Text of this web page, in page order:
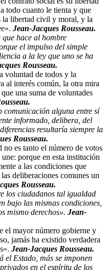
todo cuanto le tienta y que
la libertad civil y moral, y la
Jean-Jacques Rousseau.
hace al hombre
el impulso del simple
a la ley que uno se ha
Rousseau.
voluntad de todos y la
al interés común, la otra mira
una suma de voluntades
comunicación alguna entre sí
informado, delibera, del
resultaría siempre la
Rousseau.
es tanto el número de votos
porque en esta institución
a las condiciones que
deliberaciones comunes un
Rousseau.
los ciudadanos tal igualdad
bajo las mismas condiciones,
mismo derechos». Jean-
el mayor número gobierne y
jamás ha existido verdadera
Jean-Jacques Rousseau.
el Estado, más se imponen
en el espíritu de los